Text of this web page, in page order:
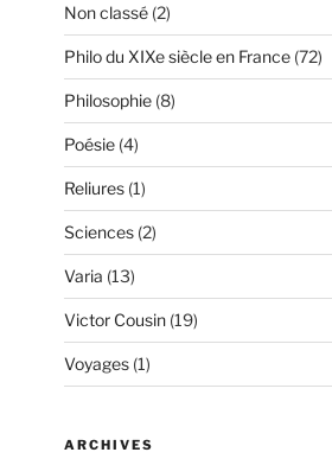
Non classé(2)
Philo du XIXe siècle en France(72)
Philosophie(8)
Poésie(4)
Reliures(1)
Sciences(2)
Varia (13)
Victor Cousin(19)
Voyages(1)
ARCHIVES